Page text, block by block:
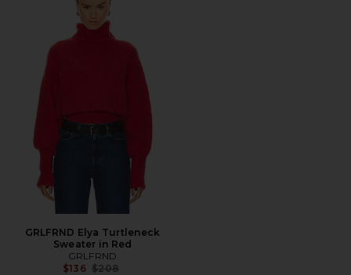
GRLFRND Elya Turtleneck
Sweater in Red
GRLFRND
$136 Precio anterior:
$208